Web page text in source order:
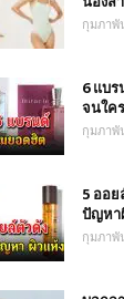
กุมภาพั
6 แบ
จนใค
กุมภาพั
5 ออ
ปัญหา
กุมภาพั